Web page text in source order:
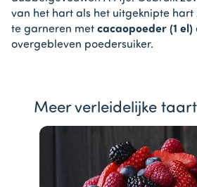
van het hart als het uitgeknipte
te garneren met cacaopoeder (1 el)
overgebleven poedersuiker.
Meer verleidelijke